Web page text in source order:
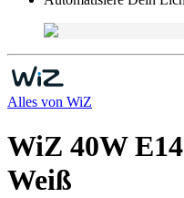
Alles von WiZ
WiZ 40W
Weiß